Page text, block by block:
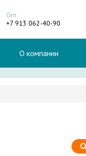
Опт
+7 913 062-40-90
О компании